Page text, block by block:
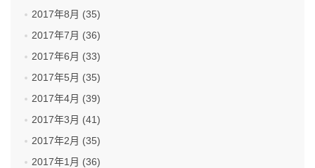
2017年8月 (35)
2017年7月 (36)
2017年6月 (33)
2017年5月 (35)
2017年4月 (39)
2017年3月 (41)
2017年2月 (35)
2017年1月 (36)